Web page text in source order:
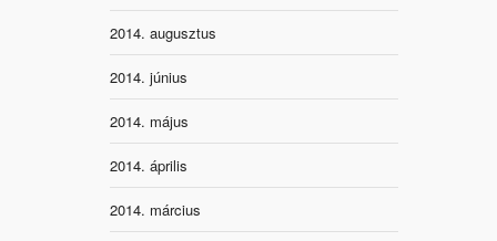
2014. augusztus
2014. június
2014. május
2014. április
2014. március